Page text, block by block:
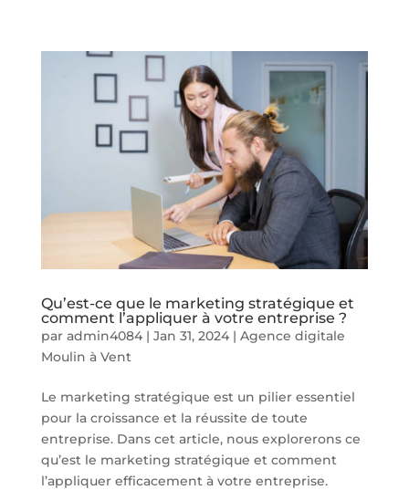
Qu’est-ce que le marketing stratégique et
comment l’appliquer à votre entreprise ?
par admin4084| Jan 31, 2024| Agence digitale
Moulin à Vent
Le marketing stratégique est un pilier essentiel
pour la croissance et la réussite de toute
entreprise. Dans cet article, nous explorerons ce
qu’est le marketing stratégique et comment
l’appliquer efficacement à votre entreprise.